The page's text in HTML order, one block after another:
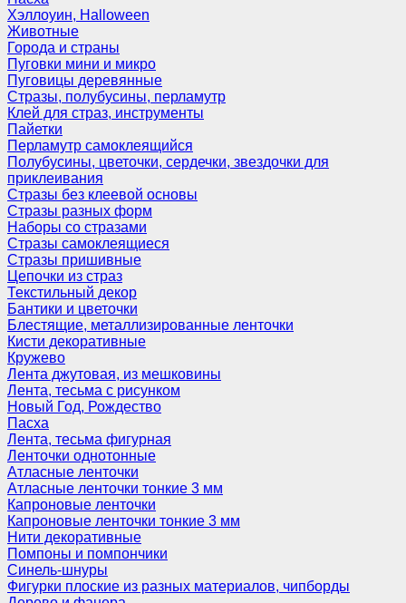
Хэллоуин, Halloween
Животные
Города и страны
Пуговки мини и микро
Пуговицы деревянные
Стразы, полубусины, перламутр
Клей для страз, инструменты
Пайетки
Перламутр самоклеящийся
Полубусины, цветочки, сердечки, звездочки для
приклеивания
Стразы без клеевой основы
Стразы разных форм
Наборы со стразами
Стразы самоклеящиеся
Стразы пришивные
Цепочки из страз
Текстильный декор
Бантики и цветочки
Блестящие, металлизированные ленточки
Кисти декоративные
Кружево
Лента джутовая, из мешковины
Лента, тесьма с рисунком
Новый Год, Рождество
Пасха
Лента, тесьма фигурная
Ленточки однотонные
Атласные ленточки
Атласные ленточки тонкие 3 мм
Капроновые ленточки
Капроновые ленточки тонкие 3 мм
Нити декоративные
Помпоны и помпончики
Синель-шнуры
Фигурки плоские из разных материалов, чипборды